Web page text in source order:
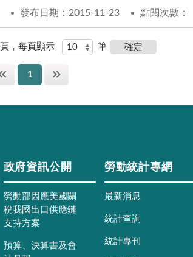
發布日期：2015-11-23 點閱次數：
頁，每頁顯示 筆
1
政府資訊公開
勞動部因應美國關
稅我國出口供應鏈
支持方案
預算、決算書及會
勞動統計專網
最新消息
統計查詢
統計專刊